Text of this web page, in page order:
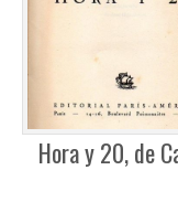
Hora y 20, de